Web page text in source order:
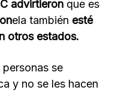
advirtieron que es
ela también esté
otros estados.
personas se
y no se les hacen